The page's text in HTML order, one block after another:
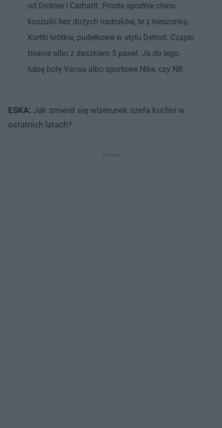
od Dickies i Carhartt. Proste spodnie chino,
koszulki bez dużych nadruków, te z kieszonką.
Kurtki krótkie, pudełkowe w stylu Detroit. Czapki
beanie albo z daszkiem 5 panel. Ja do tego
lubię buty Vansa albo sportowe Nike, czy NB.
ESKA: Jak zmienił się wizerunek szefa kuchni w
ostatnich latach?